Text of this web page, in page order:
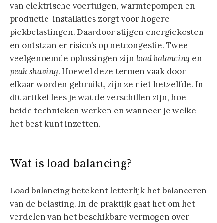
van elektrische voertuigen, warmtepompen en
productie-installaties zorgt voor hogere
piekbelastingen. Daardoor stijgen energiekosten
en ontstaan er risico’s op netcongestie. Twee
veelgenoemde oplossingen zijn load balancing en
peak shaving. Hoewel deze termen vaak door
elkaar worden gebruikt, zijn ze niet hetzelfde. In
dit artikel lees je wat de verschillen zijn, hoe
beide technieken werken en wanneer je welke
het best kunt inzetten.
Wat is load balancing?
Load balancing betekent letterlijk het balanceren
van de belasting. In de praktijk gaat het om het
verdelen van het beschikbare vermogen over